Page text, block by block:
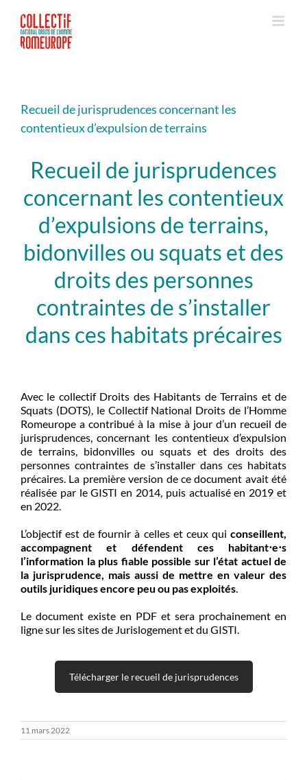
contenu
Recueil de jurisprudences concernant les
contentieux d’expulsion de terrains
Recueil de jurisprudences
concernant les contentieux
d’expulsions de terrains,
bidonvilles ou squats et des
droits des personnes
contraintes de s’installer
dans ces habitats précaires
Avec le collectif Droits des Habitants de Terrains et de
Squats (DOTS), le Collectif National Droits de l’Homme
Romeurope a contribué à la mise à jour d’un recueil de
jurisprudences, concernant les contentieux d’expulsion
de terrains, bidonvilles ou squats et des droits des
personnes contraintes de s’installer dans ces habitats
précaires. La première version de ce document avait été
réalisée par le GISTI en 2014, puis actualisé en 2019 et
en 2022.
L’objectif est de fournir à celles et ceux qui conseillent,
accompagnent et défendent ces habitant⋅e⋅s
l’information la plus fiable possible sur l’état actuel de
la jurisprudence, mais aussi de mettre en valeur des
outils juridiques encore peu ou pas exploités
Le document existe en PDF et sera prochainement en
ligne sur les sites de Jurislogementet du GISTI
Télécharger le recueil de jurisprudences
11 mars 2022